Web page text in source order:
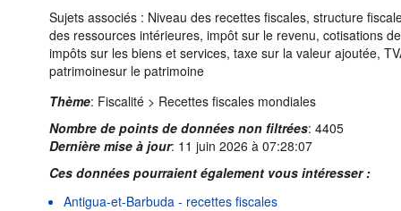
Sujets associés : Niveau des recettes fiscales, structure
des ressources intérieures, impôt sur le revenu, cotisations
impôts sur les biens et services, taxe sur la valeur ajoutée,
patrimoinesur le patrimoine
Thème: Fiscalité > Recettes fiscales mondiales
Nombre de points de données non filtrées: 4405
Dernière mise à jour: 11 juin 2026 à 07:28:07
Ces données pourraient également vous intéresser :
Antigua-et-Barbuda - recettes fiscales